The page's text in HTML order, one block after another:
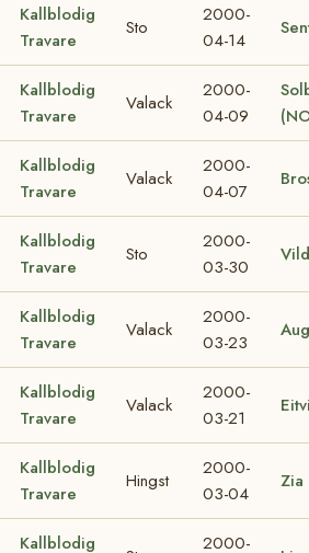
Kallblodig
Travare
Sto
2000-
04-14
Kallblodig
Travare
Valack
2000-
04-09
Kallblodig
Travare
Valack
2000-
04-07
Kallblodig
Travare
Sto
2000-
03-30
Kallblodig
Travare
Valack
2000-
03-23
Kallblodig
Travare
Valack
2000-
03-21
Kallblodig
Travare
Hingst
2000-
03-04
Zia
Kallblodig 2000-